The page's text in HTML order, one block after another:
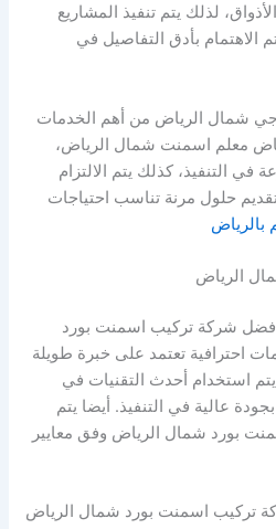
لذلك يتم تنفيذ المشاريع
الاهتمام بأدق التفاصيل في
شمال الرياض من أهم الخدمات
معلم اسمنت شمال الرياض،
التنفيذ، كذلك يتم الالتزام
تقديم حلول مرنة تناسب احتياجات
بالرياض
الرياض
شركة تركيب اسمنت بورد
احترافية تعتمد على خبرة طويلة
استخدام أحدث التقنيات في
عالية في التنفيذ. أيضا يتم
بورد شمال الرياض وفق معايير
تركيب اسمنت بورد شمال الرياض